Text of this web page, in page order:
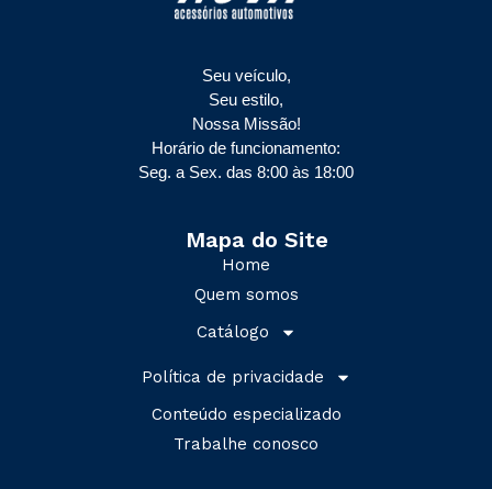
Seu veículo,
Seu estilo,
Nossa Missão!
Horário de funcionamento:
Seg. a Sex. das 8:00 às 18:00
Mapa do Site
Home
Quem somos
Catálogo
Política de privacidade
Conteúdo especializado
Trabalhe conosco